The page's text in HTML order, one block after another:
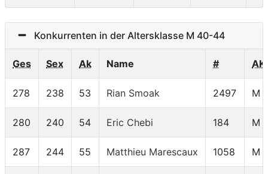
Konkurrenten in der Altersklasse M 40-44
Ges Sex Ak Name # AK
278 238 53 Rian Smoak 2497 M
280 240 54 Eric Chebi 184 M
287 244 55 Matthieu Marescaux 1058 M